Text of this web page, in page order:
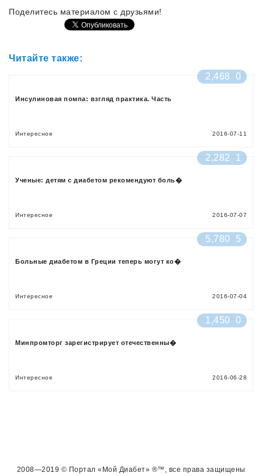
Поделитесь материалом с друзьями!
Читайте также:
2,468
0
Инсулиновая помпа: взгляд практика. Часть
Интересное 2016-07-11
2,282 1
Ученые: детям с диабетом рекомендуют боль�
Интересное 2016-07-07
5,780 5
Больные диабетом в Греции теперь могут ко�
Интересное 2016-07-04
1,450 0
Минпромторг зарегистрирует отечественны�
Интересное 2016-06-28
2008—2019 © Портал «Мой Диабет» ®™, все права защищены